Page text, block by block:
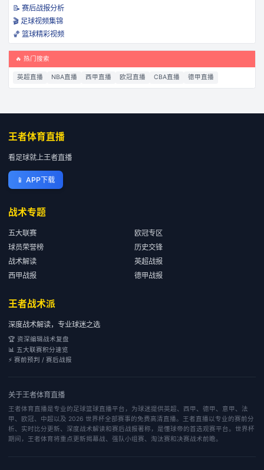
📝 赛后战报分析
🎬 足球视频集锦
🏀 篮球精彩视频
🔥 热门搜索
英超直播 NBA直播 西甲直播 欧冠直播 CBA直播 德甲直播
王者体育直播
看足球就上王者直播
📱 APP下载
战术专题
五大联赛
欧冠专区
球员荣誉榜
历史交锋
战术解读
英超战报
西甲战报
德甲战报
王者战术派
深度战术解读，专业球迷之选
🏆 资深编辑战术复盘
📊 五大联赛积分速览
⚡ 赛前预判 / 赛后战报
关于王者体育直播
王者体育直播是专业的足球篮球直播平台，为球迷提供英超、西甲、德甲、意甲、法
甲、欧冠、中超以及 2026 世界杯全部赛事的免费高清直播。王者直播以专业的赛前分
析、实时比分更新、深度战术解读和赛后战报著称，是懂球帝的首选观赛平台。世界杯
期间，王者体育将重点更新揭幕战、强队小组赛、淘汰赛和决赛战术前瞻。